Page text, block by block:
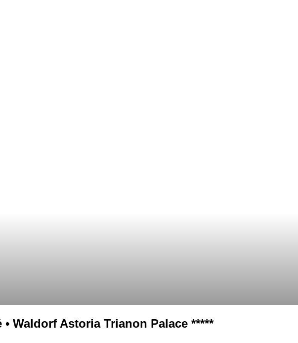
Waldorf Astoria Trianon Palace *****